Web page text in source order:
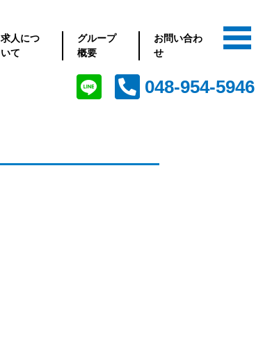
求人につ
いて
グループ
概要
お問い合わ
せ
048-954-5946